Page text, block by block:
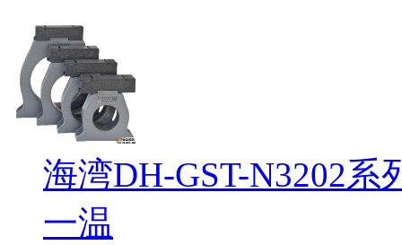
海湾DH-GST-N3202
一温